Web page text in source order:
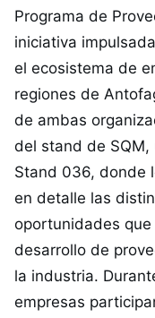
Programa de
iniciativa
el ecosistema de
regiones de
de ambas
del stand de SQM,
Stand 036, donde
en detalle las
oportunidades
desarrollo de
la industria.
empresas